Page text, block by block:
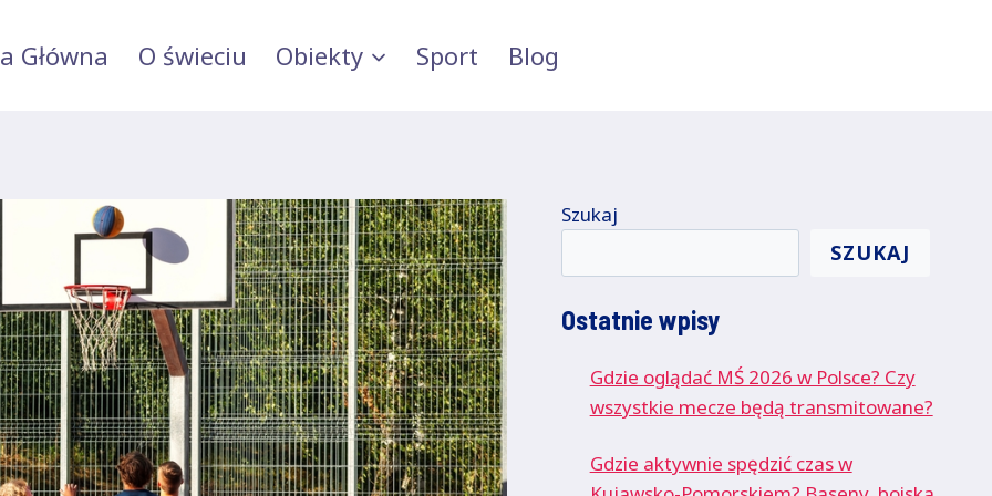
Główna O świeciu Obiekty Sport Blog
Szukaj
SZUKAJ
Ostatnie wpisy
Gdzie oglądać MŚ 2026 w Polsce? Czy
wszystkie mecze będą transmitowane?
Gdzie aktywnie spędzić czas w